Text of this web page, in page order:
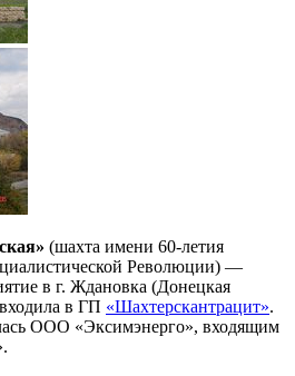
(шахта имени 60-летия
Революции) —
в г. Ждановка (Донецкая
в ГП «Шахтерскантрацит».
ООО «Эксимэнерго», входящим